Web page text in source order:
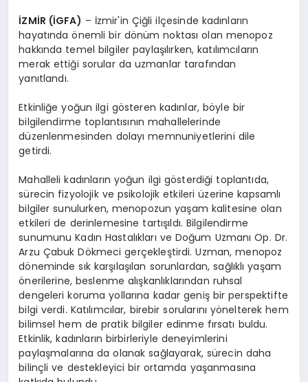
İZMİR (İGFA) – İzmir'in Çiğli ilçesinde kadınların
hayatında önemli bir dönüm noktası olan menopoz
hakkında temel bilgiler paylaşılırken, katılımcıların
merak ettiği sorular da uzmanlar tarafından
yanıtlandı.
Etkinliğe yoğun ilgi gösteren kadınlar, böyle bir
bilgilendirme toplantısının mahallelerinde
düzenlenmesinden dolayı memnuniyetlerini dile
getirdi.
Mahalleli kadınların yoğun ilgi gösterdiği toplantıda,
sürecin fizyolojik ve psikolojik etkileri üzerine kapsamlı
bilgiler sunulurken, menopozun yaşam kalitesine olan
etkileri de derinlemesine tartışıldı. Bilgilendirme
sunumunu Kadın Hastalıkları ve Doğum Uzmanı Op. Dr.
Arzu Çabuk Dökmeci gerçekleştirdi. Uzman, menopoz
döneminde sık karşılaşılan sorunlardan, sağlıklı yaşam
önerilerine, beslenme alışkanlıklarından ruhsal
dengeleri koruma yollarına kadar geniş bir perspektifte
bilgi verdi. Katılımcılar, birebir sorularını yönelterek hem
bilimsel hem de pratik bilgiler edinme fırsatı buldu.
Etkinlik, kadınların birbirleriyle deneyimlerini
paylaşmalarına da olanak sağlayarak, sürecin daha
bilinçli ve destekleyici bir ortamda yaşanmasına